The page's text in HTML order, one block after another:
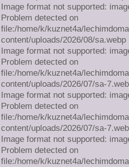
Image format not supported:
Problem detected on
file:/home/k/kuznet4a/
content/uploads/2026/08/sa.webp
Image format not supported:
Problem detected on
file:/home/k/kuznet4a/
content/uploads/2026/07/sa-
Image format not supported:
Problem detected on
file:/home/k/kuznet4a/
content/uploads/2026/07/sa-
Image format not supported:
Problem detected on
file:/home/k/kuznet4a/